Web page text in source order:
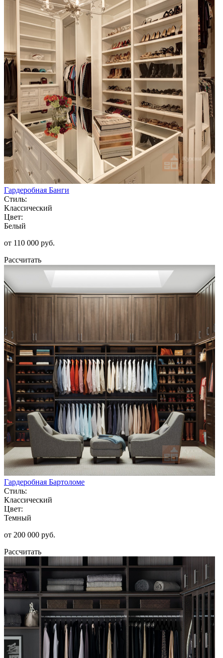
Гардеробная Банги
Стиль:
Классический
Цвет:
Белый
от 110 000 руб.
Рассчитать
Гардеробная Бартоломе
Стиль:
Классический
Цвет:
Темный
от 200 000 руб.
Рассчитать